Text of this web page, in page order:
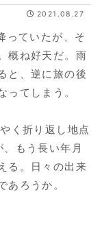
2021.08.27
っていたが、そ
概ね好天だ。雨
と、逆に旅の後
てしまう。
く折り返し地点
もう長い年月
る。日々の出来
ろうか。